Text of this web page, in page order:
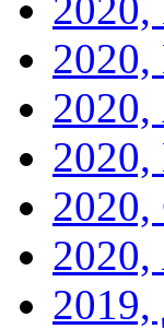
2020,
2020,
2020,
2019,